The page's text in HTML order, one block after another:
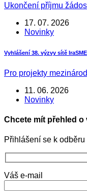
Ukončení příjmu
17. 07. 2026
Novinky
Vyhlášení 38. výzvy sítě IraSME
Pro projekty
11. 06. 2026
Novinky
Chcete mít přehled
Přihlášení se k
Váš e-mail